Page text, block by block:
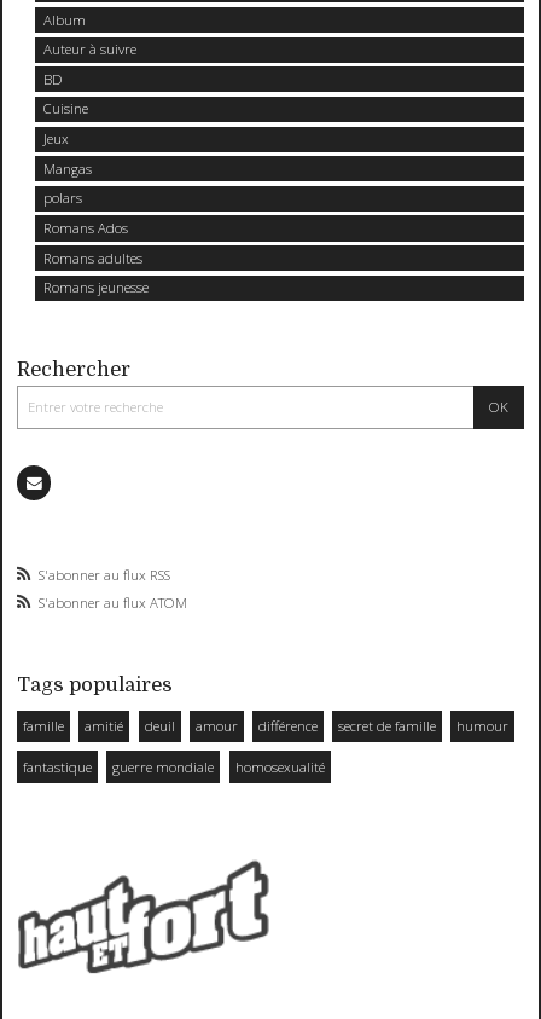
Album
Auteur à suivre
BD
Cuisine
Jeux
Mangas
polars
Romans Ados
Romans adultes
Romans jeunesse
Rechercher
S'abonner au flux RSS
S'abonner au flux ATOM
Tags populaires
famille amitié deuil amour différence secret de famille humour
fantastique guerre mondiale homosexualité